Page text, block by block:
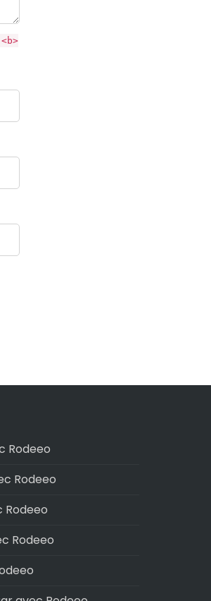
Rodeeo
Rodeeo
Rodeeo
Rodeeo